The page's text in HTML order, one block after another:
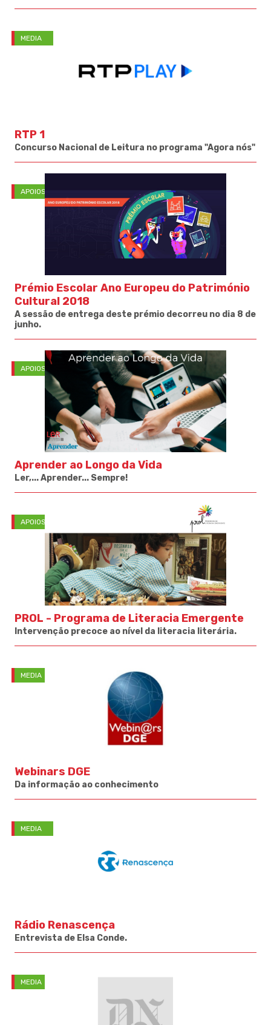
MEDIA
RTP 1
Concurso Nacional de Leitura no programa "Agora nós"
APOIOS
Prémio Escolar Ano Europeu do Património
Cultural 2018
A sessão de entrega deste prémio decorreu no dia 8 de
junho.
APOIOS
Aprender ao Longo da Vida
Ler,... Aprender... Sempre!
APOIOS
PROL - Programa de Literacia Emergente
Intervenção precoce ao nível da literacia literária.
MEDIA
Webinars DGE
Da informação ao conhecimento
MEDIA
Rádio Renascença
Entrevista de Elsa Conde.
MEDIA